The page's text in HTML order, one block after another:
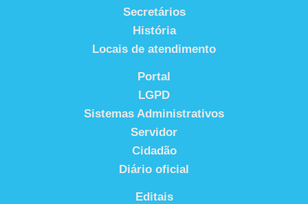
Secretários
História
Locais de atendimento
Portal
LGPD
Sistemas Administrativos
Servidor
Cidadão
Diário oficial
Editais